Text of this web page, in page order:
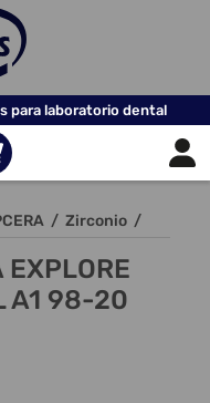
para laboratorio dental
/ Zirconio /
EXPLORE
A1 98-20